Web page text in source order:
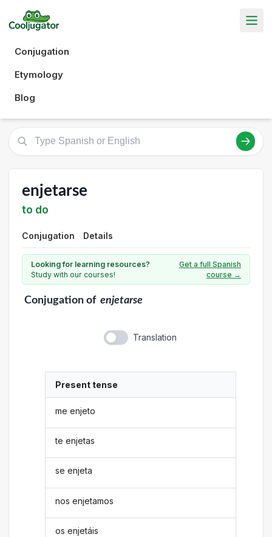
Conjugation
Etymology
Blog
enjetarse
to do
Conjugation Details
Looking for learning resources?
Study with our courses!
Get a full Spanish
course →
Conjugationof enjetarse
Translation
Present tense
me enjeto
te enjetas
se enjeta
nos enjetamos
os enjetáis